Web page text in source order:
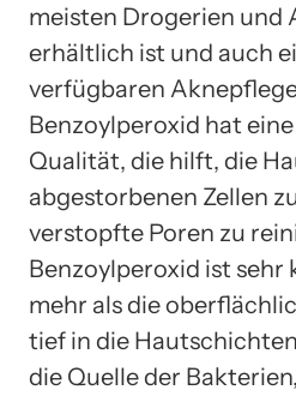
meisten Drogerien und
erhältlich ist und auch
verfügbaren
Benzoylperoxid hat
Qualität, die hilft, die
abgestorbenen Zellen
verstopfte Poren zu
Benzoylperoxid ist
mehr als die
tief in die
die Quelle der